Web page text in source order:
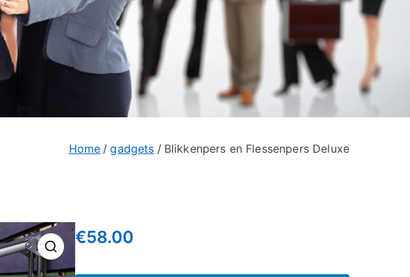
Home gadgets Blikkenpers en Flessenpers Deluxe
🔍
€58.00